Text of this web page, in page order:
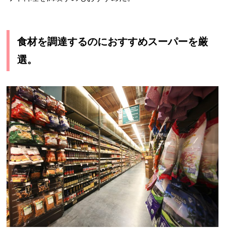
食材を調達するのにおすすめスーパーを厳
選。